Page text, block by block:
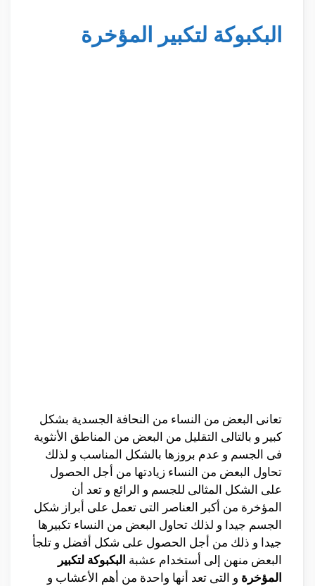
البكبوكة لتكبير المؤخرة
تعانى البعض من النساء من النحافة الجسدية بشكل
كبير و بالتالى التقليل من البعض من المناطق الأنثوية
فى الجسم و عدم بروزها بالشكل المناسب و لذلك
تحاول البعض من النساء زيادتها من أجل الحصول
على الشكل المثالى للجسم و الرائع و تعد أن
المؤخرة من أكبر العناصر التى تعمل على أبراز شكل
الجسم جيدا و لذلك تحاول البعض من النساء تكبيرها
جيدا و ذلك من أجل الحصول على شكل أفضل و تلجأ
البعض منهن إلى أستخدام عشبة البكبوكة لتكبير
المؤخرة و التى تعد أنها واحدة من أهم الأعشاب و